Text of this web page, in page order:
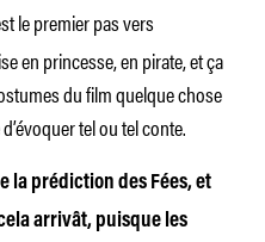
le premier pas vers
en princesse, en pirate, et ça
du film quelque chose
tel ou tel conte.
la prédiction des Fées, et
arrivât, puisque les